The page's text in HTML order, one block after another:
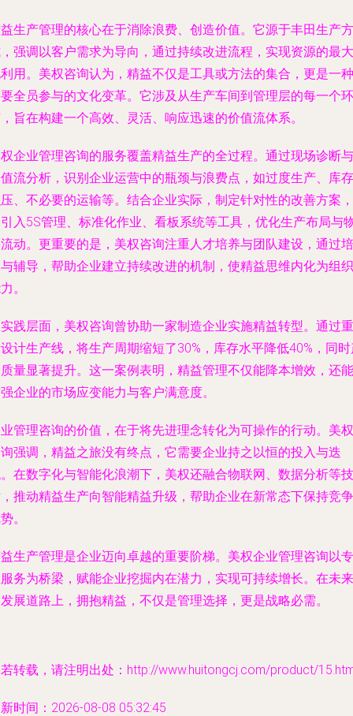
生产管理的核心在于消除浪费、创造价值。它源于丰田生产方
强调以客户需求为导向，通过持续改进流程，实现资源的最大
用。美权咨询认为，精益不仅是工具或方法的集合，更是一种
全员参与的文化变革。它涉及从生产车间到管理层的每一个环
旨在构建一个高效、灵活、响应迅速的价值流体系。
企业管理咨询的服务覆盖精益生产的全过程。通过现场诊断与
流分析，识别企业运营中的瓶颈与浪费点，如过度生产、库存
、不必要的运输等。结合企业实际，制定针对性的改善方案，
入5S管理、标准化作业、看板系统等工具，优化生产布局与
动。更重要的是，美权咨询注重人才培养与团队建设，通过培
辅导，帮助企业建立持续改进的机制，使精益思维内化为组织
。
践层面，美权咨询曾协助一家制造企业实施精益转型。通过重
计生产线，将生产周期缩短了30%，库存水平降低40%，同
量显著提升。这一案例表明，精益管理不仅能降本增效，还能
企业的市场应变能力与客户满意度。
管理咨询的价值，在于将先进理念转化为可操作的行动。美权
强调，精益之旅没有终点，它需要企业持之以恒的投入与迭
在数字化与智能化浪潮下，美权还融合物联网、数据分析等技
推动精益生产向智能精益升级，帮助企业在新常态下保持竞争
。
生产管理是企业迈向卓越的重要阶梯。美权企业管理咨询以专
务为桥梁，赋能企业挖掘内在潜力，实现可持续增长。在未来
展道路上，拥抱精益，不仅是管理选择，更是战略必需。
转载，请注明出处：http://www.huitongcj.com/product/
时间：2026-08-08 05:32:45